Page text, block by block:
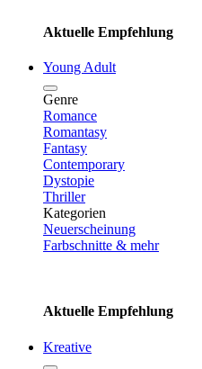
Aktuelle Empfehlung
Young Adult
Genre
Romance
Romantasy
Fantasy
Contemporary
Dystopie
Thriller
Kategorien
Neuerscheinung
Farbschnitte & mehr
Aktuelle Empfehlung
Kreative